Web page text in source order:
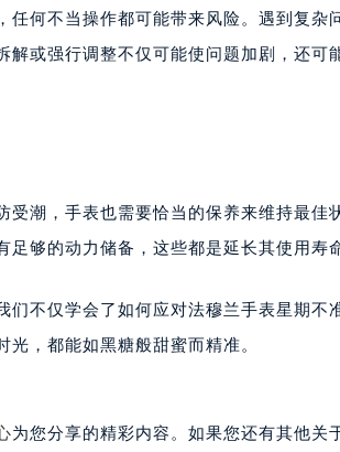
辉区中央街法穆兰售后服务中心（需提前
市龙沙区龙华路法穆兰售后服务中心（需
林区新华街与康庄路交叉口法穆兰售后服
美区通河路法穆兰售后服务中心（需提前
区浑江大街法穆兰售后服务中心（需提前
区河南街法穆兰售后服务中心（需提前预
区紫气大路与南九经街交汇处法穆兰售后
任何不当操作都可能带来风险。遇到复杂
解或强行调整不仅可能使问题加剧，还可
受潮，手表也需要恰当的保养来维持最佳
够的动力储备，这些都是延长其使用寿
们不仅学会了如何应对法穆兰手表星期不
，都能如黑糖般甜蜜而精准。
为您分享的精彩内容。如果您还有其他关